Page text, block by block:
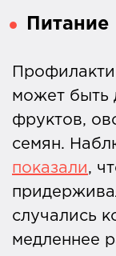
Питание
может быть
фруктов,
семян.
показали,
случались
медленнее